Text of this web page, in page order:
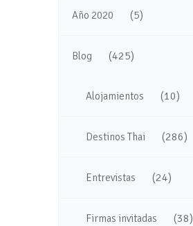
Año 2020 (5)
Blog (425)
Alojamientos (10)
Destinos Thai (286)
Entrevistas (24)
Firmas invitadas (38)